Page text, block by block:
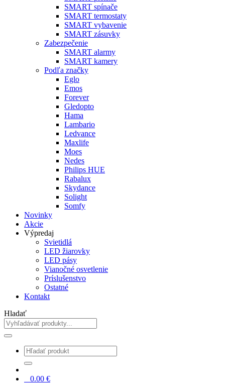
SMART spínače
SMART termostaty
SMART vybavenie
SMART zásuvky
Zabezpečenie
SMART alarmy
SMART kamery
Podľa značky
Eglo
Emos
Forever
Gledopto
Hama
Lambario
Ledvance
Maxlife
Moes
Nedes
Philips HUE
Rabalux
Skydance
Solight
Somfy
Novinky
Akcie
Výpredaj
Svietidlá
LED žiarovky
LED pásy
Vianočné osvetlenie
Príslušenstvo
Ostatné
Kontakt
Hladať
0.00 €